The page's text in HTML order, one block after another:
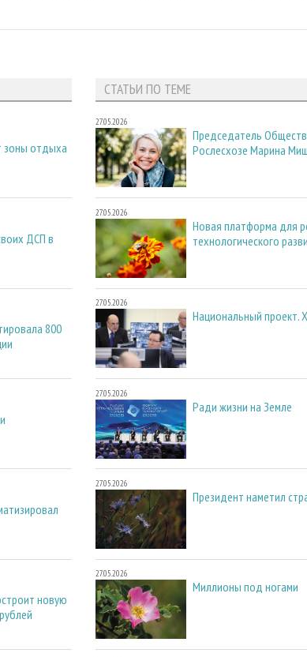
зоны отдыха
ДСП в
800
новую
СТАТЬИ ПО ТЕМЕ
27.05.2026
Председатель
Рослесхозе Марина
27.05.2026
Новая платформа для
технологического
27.05.2026
Национальный проект.
27.05.2026
Ради жизни на Земле
27.05.2026
Президент наметил
27.05.2026
Миллионы под ногами